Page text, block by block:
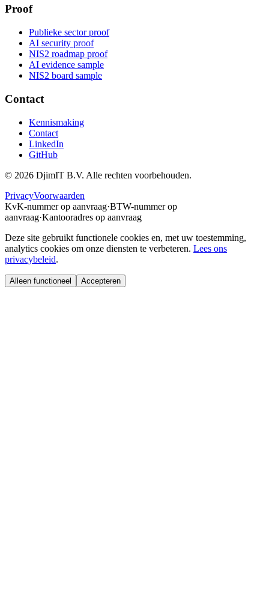
Proof
Publieke sector proof
AI security proof
NIS2 roadmap proof
AI evidence sample
NIS2 board sample
Contact
Kennismaking
Contact
LinkedIn
GitHub
© 2026 DjimIT B.V. Alle rechten voorbehouden.
PrivacyVoorwaarden
KvK-nummer op aanvraag·BTW-nummer op
aanvraag·Kantooradres op aanvraag
Deze site gebruikt functionele cookies en, met uw toestemming,
analytics cookies om onze diensten te verbeteren. Lees ons
privacybeleid.
Alleen functioneel Accepteren